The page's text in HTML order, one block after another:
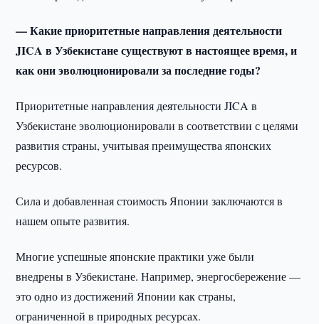
— Какие приоритетные направления деятельности
JICA в Узбекистане существуют в настоящее время, и
как они эволюционировали за последние годы?
Приоритетные направления деятельности JICA в
Узбекистане эволюционировали в соответствии с целями
развития страны, учитывая преимущества японских
ресурсов.
Сила и добавленная стоимость Японии заключаются в
нашем опыте развития.
Многие успешные японские практики уже были
внедрены в Узбекистане. Например, энергосбережение —
это одно из достижений Японии как страны,
ограниченной в природных ресурсах.